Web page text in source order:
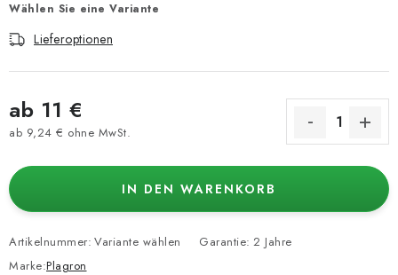
Wählen Sie eine Variante
Lieferoptionen
ab 11 €
ab 9,24 € ohne MwSt.
IN DEN WARENKORB
Artikelnummer: Variante wählen
Marke:Plagron
Garantie: 2 Jahre